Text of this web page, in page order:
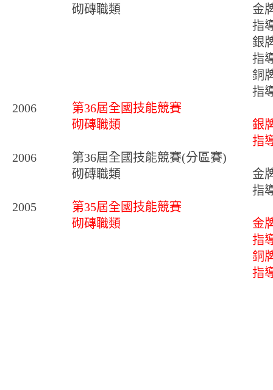
砌磚職類
金
指
銀
指
銅
指
2006
第36屆全國技能競賽
砌磚職類
銀
指
2006
第36屆全國技能競賽(分區賽)
砌磚職類
金
指
2005
第35屆全國技能競賽
砌磚職類
金
指
銅
指